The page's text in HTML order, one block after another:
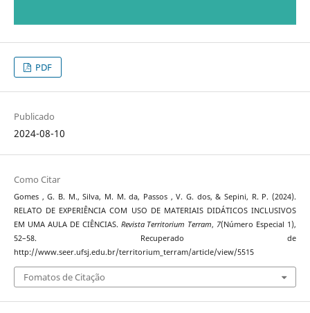
PDF
Publicado
2024-08-10
Como Citar
Gomes , G. B. M., Silva, M. M. da, Passos , V. G. dos, & Sepini, R. P. (2024).
RELATO DE EXPERIÊNCIA COM USO DE MATERIAIS DIDÁTICOS INCLUSIVOS
EM UMA AULA DE CIÊNCIAS. Revista Territorium Terram, 7(Número Especial 1),
52–58. Recuperado de
http://www.seer.ufsj.edu.br/territorium_terram/article/view/5515
Fomatos de Citação